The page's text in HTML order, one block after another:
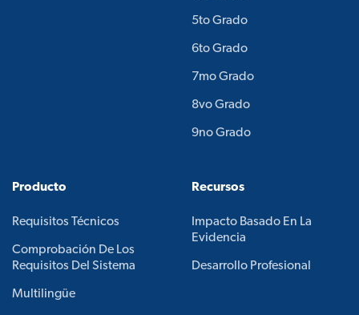
5to Grado
6to Grado
7mo Grado
8vo Grado
9no Grado
Producto
Requisitos Técnicos
Comprobación De Los
Requisitos Del Sistema
Multilingüe
Recursos
Impacto Basado En La
Evidencia
Desarrollo Profesional